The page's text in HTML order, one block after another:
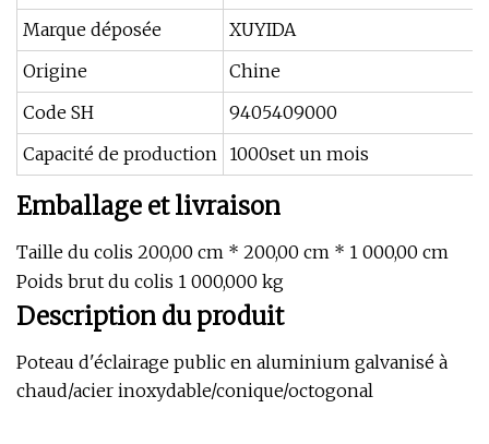
Marque déposée
XUYIDA
Origine
Chine
Code SH
9405409000
Capacité de production 1000set un mois
Emballage et livraison
Taille du colis 200,00 cm * 200,00 cm * 1 000,00 cm
Poids brut du colis 1 000,000 kg
Description du produit
Poteau d'éclairage public en aluminium galvanisé à
chaud/acier inoxydable/conique/octogonal